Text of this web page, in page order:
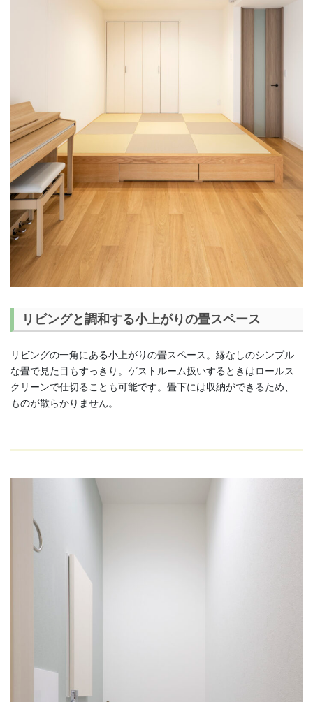
リビングと調和する小上がりの畳スペース
リビングの一角にある小上がりの畳スペース。縁なしのシンプル
な畳で見た目もすっきり。ゲストルーム扱いするときはロールス
クリーンで仕切ることも可能です。畳下には収納ができるため、
ものが散らかりません。